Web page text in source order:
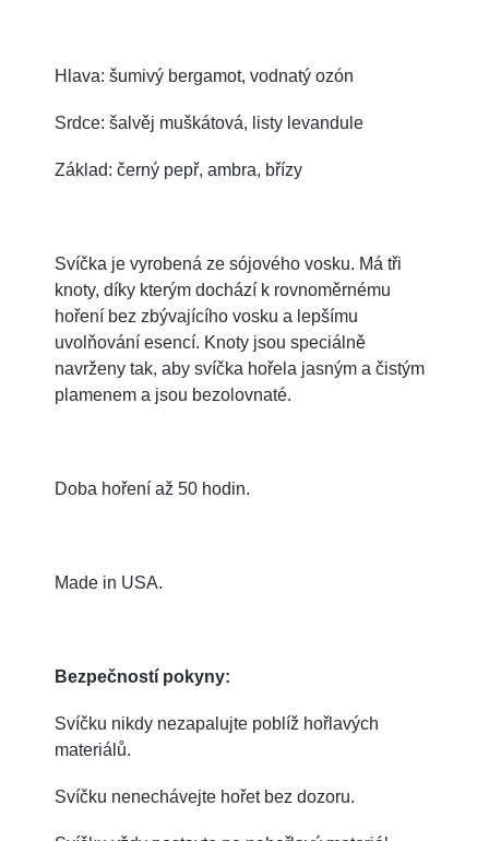
Hlava: šumivý bergamot, vodnatý ozón
Srdce: šalvěj muškátová, listy levandule
Základ: černý pepř, ambra, břízy
Svíčka je vyrobená ze sójového vosku. Má tři
knoty, díky kterým dochází k rovnoměrnému
hoření bez zbývajícího vosku a lepšímu
uvolňování esencí. Knoty jsou speciálně
navrženy tak, aby svíčka hořela jasným a čistým
plamenem a jsou bezolovnaté.
Doba hoření až 50 hodin.
Made in USA.
Bezpečností pokyny:
Svíčku nikdy nezapalujte poblíž hořlavých
materiálů.
Svíčku nenechávejte hořet bez dozoru.